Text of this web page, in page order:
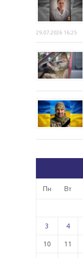
29.07.2026 16:25
Пн Вт
3 4
10 11